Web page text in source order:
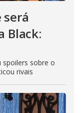
será
Black:
spoilers sobre o
rivais